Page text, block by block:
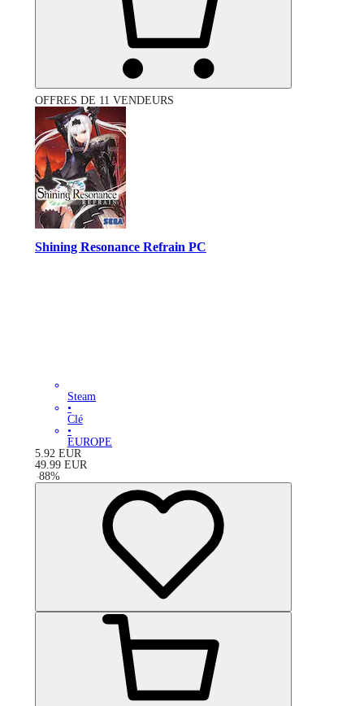
OFFRES DE 11 VENDEURS
Shining Resonance Refrain PC
Steam
•
Clé
•
EUROPE
5.92 EUR
49.99 EUR
-88%